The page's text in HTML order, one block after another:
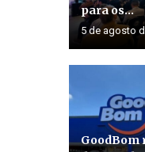
para os...
5 de agosto
GoodBom